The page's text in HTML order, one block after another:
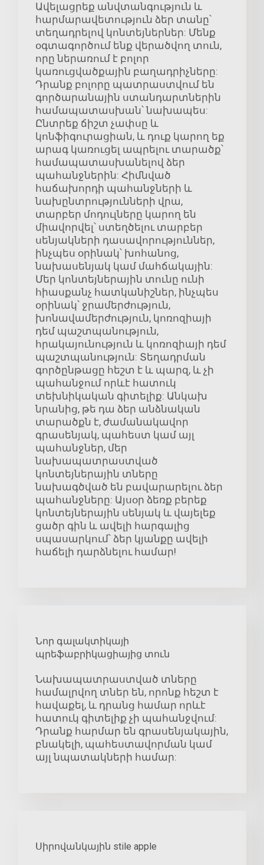
Ավելացրեք անվտանգություն և
հարմարավետություն ձեր տանը՝
տեղադրելով կոնտեյներներ: Մենք
օգտագործում ենք վերածվող տուն,
որը ներառում է բոլոր
կառուցվածքային բաղադրիչները:
Դրանք բոլորը պատրաստվում են
գործարանային ստանդարտներին
համապատասխան՝ նախապես:
Ընտրեք ճիշտ չափսը և
կոնֆիգուրացիան, և դուք կարող եք
արագ կառուցել ապրելու տարածք՝
համապատասխանելով ձեր
պահանջներին: Հիմնված
հաճախորդի պահանջների և
նախընտրությունների վրա,
տարբեր մոդուլները կարող են
միավորվել՝ ստեղծելու տարբեր
սենյակների դասավորություններ,
ինչպես օրինակ՝ խոհանոց,
նախասենյակ կամ մահճակային:
Մեր կոնտեյներային տունը ունի
հիասքանչ հատկանիշներ, ինչպես
օրինակ՝ ջրամերժություն,
խոնավամերժություն, կոռոզիայի
դեմ պաշտպանություն,
հրակայունություն և կոռոզիայի դեմ
պաշտպանություն: Տեղադրման
գործընթացը հեշտ է և պարզ, և չի
պահանջում որևէ հատուկ
տեխնիկական գիտելիք: Անկախ
նրանից, թե դա ձեր անձնական
տարածքն է, ժամանակավոր
գրասենյակ, պահեստ կամ այլ
պահանջներ, մեր
նախապատրաստված
կոնտեյներային տները
նախագծված են բավարարելու ձեր
պահանջները: Այսօր ձեռք բերեք
կոնտեյներային սենյակ և վայելեք
ցածր գին և ավելի հարգալից
սպասարկում՝ ձեր կյանքը ավելի
հաճելի դարձնելու համար!
Նոր գալակտիկայի
պրեֆաբրիկացիայից տուն
Նախապատրաստված տները
համալրվող տներ են, որոնք հեշտ է
հավաքել, և դրանց համար որևէ
հատուկ գիտելիք չի պահանջվում:
Դրանք հարմար են գրասենյակային,
բնակելի, պահեստավորման կամ
այլ նպատակների համար:
Սիրովանկային stile apple